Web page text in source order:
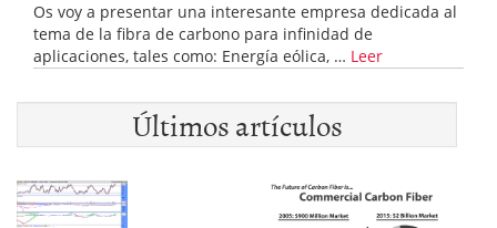
Os voy a presentar una interesante empresa dedicada al
tema de la fibra de carbono para infinidad de
aplicaciones, tales como: Energía eólica, … Leer
Últimos artículos